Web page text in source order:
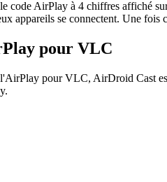
code AirPlay à 4 chiffres affiché
appareils se connectent. Une
pour VLC
pour VLC, AirDroid Cast